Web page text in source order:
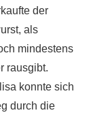
der
als
mindestens
rausgibt.
konnte sich
durch die